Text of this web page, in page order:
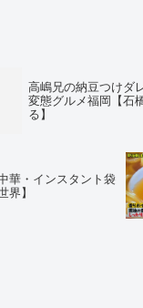
高嶋兄の納豆つけダ
変態グルメ福岡【石
る】
華・インスタント袋
界】